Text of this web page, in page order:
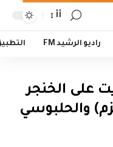
أأ
راديو الرشيد FM
على الخنجر
والحلبوسي